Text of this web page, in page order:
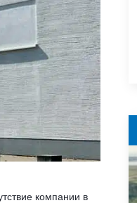
компании в